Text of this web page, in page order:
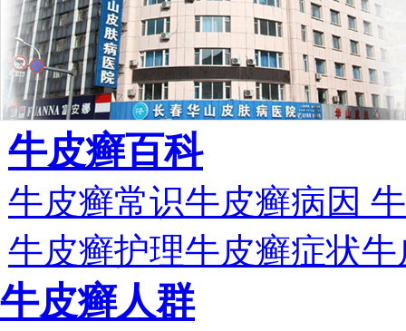
牛皮癣百科
牛皮癣常识牛皮癣病因
牛皮癣护理牛皮癣症状牛
牛皮癣人群